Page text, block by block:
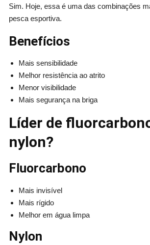
Sim. Hoje, essa é uma das combinações
pesca esportiva.
Benefícios
Mais sensibilidade
Melhor resistência ao atrito
Menor visibilidade
Mais segurança na briga
Líder de
nylon?
Fluorcarbono
Mais invisível
Mais rígido
Melhor em água limpa
Nylon